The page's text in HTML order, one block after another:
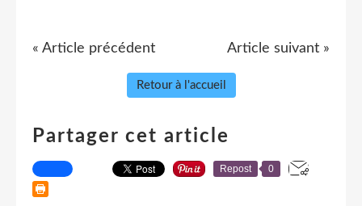
« Article précédent Article suivant »
Retour à l'accueil
Partager cet article
Repost 0